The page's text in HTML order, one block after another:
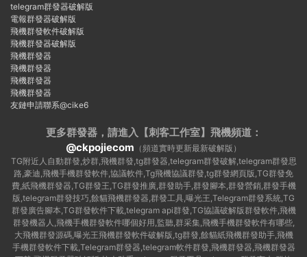
telegram群發器破解版
電報群發器破解版
飛機群發軟件破解版
飛機群發器破解版
飛機群發器
飛機群發器
飛機群發器
飛機群發器
友鏈申請聯系@cike6
更多群發器，請進入【刺客工作室】 飛機頻道：
@ckpojiecom （頻道實時更新最新破解版）
TG附近人自動群發,炒群,飛機群發,tg群發器,telegram群發破解,telegram群發思
路,豪迪,飛機手機群發軟件,協議軟件,Tg飛機協議群發,tg群發網頁版,TG群發免
費,紙飛機群發器,TG群發王,TG群發推廣,群發助手,群發腳本,群發營銷,群發手機
版,telegram群發技巧,餘貓飛機群發器,群發工具,曝光王,Telegram群發系統,TG
群發廣告腳本,TG群發軟件下載,telegram api群發,TG協議破解版群發軟件,飛機
群發機器人,飛機手機群發軟件哪個好用,監聽,群采集,飛機手機群發軟件有哪些,
大飛機群發源碼,曝光王飛機群發軟件破解版,tg群發,餘貓紙飛機群發助手,飛機
手機群發軟件下載,Telegram群發器,telegram軟件群發,飛機群發器,飛機群發器